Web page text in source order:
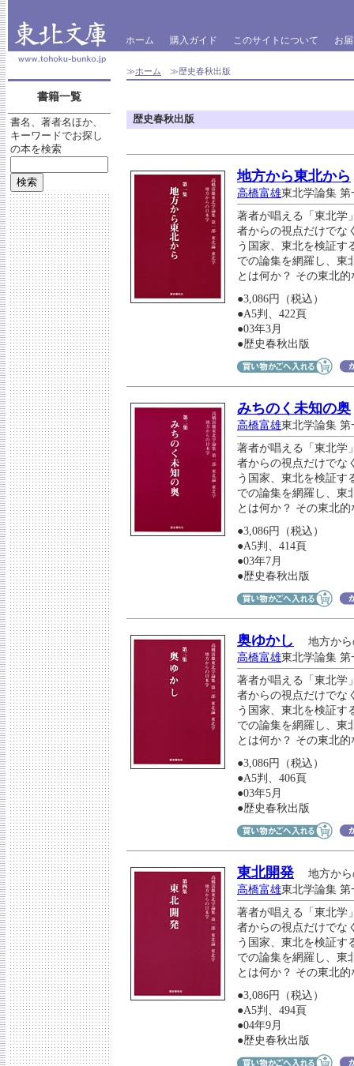
ホーム 購入ガイド このサイトについて お
≫ホーム ≫歴史春秋出版
書籍一覧
書名、著者名ほか、
キーワードでお探し
の本を検索
歴史春秋出版
地方から東北から
高橋富雄東北学論集
著者が唱える「東北学
者からの視点だけでな
う国家、東北を検証す
での論集を網羅し、東
とは何か？ その東北
●3,086円（税込）
●A5判、422頁
●03年3月
●歴史春秋出版
みちのく未知の奥
高橋富雄東北学論集
著者が唱える「東北学
者からの視点だけでな
う国家、東北を検証す
での論集を網羅し、東
とは何か？ その東北
●3,086円（税込）
●A5判、414頁
●03年7月
●歴史春秋出版
奥ゆかし
地方か
高橋富雄東北学論集
著者が唱える「東北学
者からの視点だけでな
う国家、東北を検証す
での論集を網羅し、東
とは何か？ その東北
●3,086円（税込）
●A5判、406頁
●03年5月
●歴史春秋出版
東北開発
地方か
高橋富雄東北学論集
著者が唱える「東北学
者からの視点だけでな
う国家、東北を検証す
での論集を網羅し、東
とは何か？ その東北
●3,086円（税込）
●A5判、494頁
●04年9月
●歴史春秋出版